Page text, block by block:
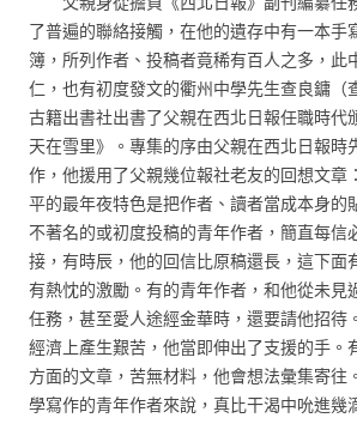
了普遍的聯絡接觸，在他的遺存中有一本手
簿，所列作者、投稿者竟稀有百人之多，此
仁，也有初度發文的衢州中學先生查良鏞（
古籍出書社出書了父親在西北日報任職時代
天在雪里》。專集的序由父親在西北日報時
作，他援用了父親幾位報社老友的回想文章
平的最年夜特色是把作者、讀者當成本身的
不著名的或初度投稿的青年作者，簡直每信
接，有時辰，他的回信比原稿還長，這下面
有熱忱的激勵。有的青年作者，和他從未見
任務，甚至愛人途經金華時，還要請他招待
經濟上產生艱苦，他當即伸出了支援的手。
方面的文章，苦無材料，他會想法彙集寄往
學寫作的青年作者來說，真比干渴中吮進幾